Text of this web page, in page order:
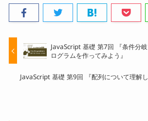
JavaScript 基礎 第7回 『条件分
ログラムを作ってみよう』
JavaScript 基礎 第9回 『配列について理解し